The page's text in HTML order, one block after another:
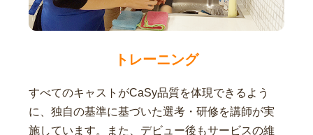
トレーニング
すべてのキャストがCaSy品質を体現できるよう
に、独自の基準に基づいた選考・研修を講師が実
施しています。また、デビュー後もサービスの維